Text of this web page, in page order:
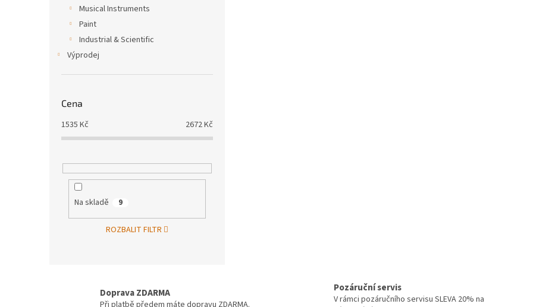
Musical Instruments
Paint
Industrial & Scientific
Výprodej
Cena
1535 Kč 2672Kč
Na skladě 9
ROZBALIT FILTR
Doprava ZDARMA Pozáruční servis
V rámci pozáručního servisu SLEVA 20% na